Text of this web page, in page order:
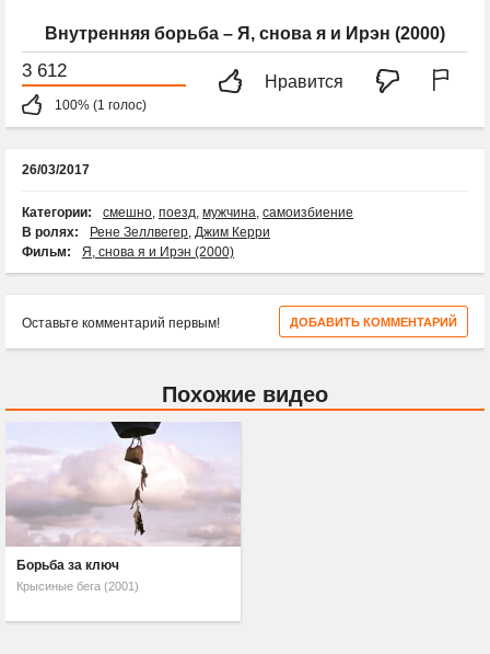
Внутренняя борьба – Я, снова я и Ирэн (2000)
3 612
100% (1 голос)
Нравится
26/03/2017
Категории: смешно поезд мужчина самоизбиение
В ролях:
Рене Зеллвегер Джим Керри
Фильм:
Я, снова я и Ирэн (2000)
ДОБАВИТЬ КОММЕНТАРИЙ
Оставьте комментарий первым!
Похожие видео
Борьба за ключ
Крысиные бега (2001)